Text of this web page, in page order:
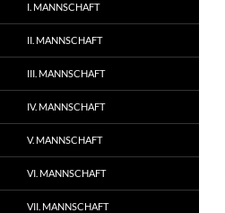
I. MANNSCHAFT
II. MANNSCHAFT
III. MANNSCHAFT
IV. MANNSCHAFT
V. MANNSCHAFT
VI. MANNSCHAFT
VII. MANNSCHAFT